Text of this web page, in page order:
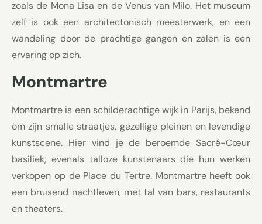
zoals de Mona Lisa en de Venus van Milo. Het museum
zelf is ook een architectonisch meesterwerk, en een
wandeling door de prachtige gangen en zalen is een
ervaring op zich.
Montmartre
Montmartre is een schilderachtige wijk in Parijs, bekend
om zijn smalle straatjes, gezellige pleinen en levendige
kunstscene. Hier vind je de beroemde Sacré-Cœur
basiliek, evenals talloze kunstenaars die hun werken
verkopen op de Place du Tertre. Montmartre heeft ook
een bruisend nachtleven, met tal van bars, restaurants
en theaters.